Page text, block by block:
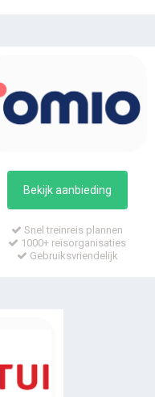
Bekijk aanbieding
Snel treinreis plannen
1000+ reisorganisaties
Gebruiksvriendelijk